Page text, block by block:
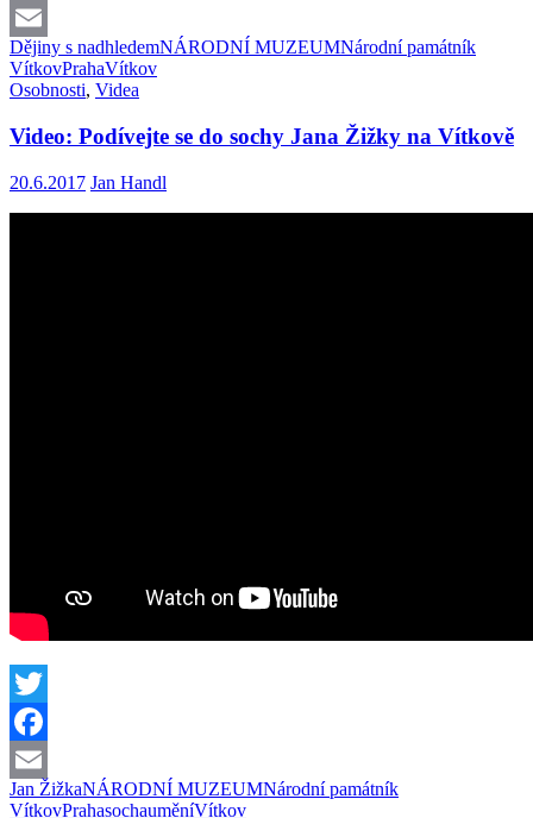
Facebook
Email
Dějiny s nadhledemNÁRODNÍ MUZEUMNárodní památník
VítkovPrahaVítkov
Osobnosti, Videa
Video: Podívejte se do sochy Jana Žižky na Vítkově
20.6.2017 Jan Handl
Twitter
Facebook
Email
Jan ŽižkaNÁRODNÍ MUZEUMNárodní památník
VítkovPrahasochauměníVítkov